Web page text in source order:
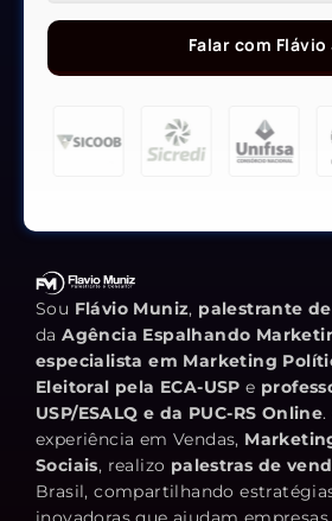
Falar com Flávio
Sou Flávio Muniz, palestrante
daAgência Espalhando
especialista em Marketing
Eleitoral pela ECA-USP e
USP/ESALQ e da PUC-RS Online.
experiência em Vendas,
Sociais, realizo palestras de
Brasil, compartilhando